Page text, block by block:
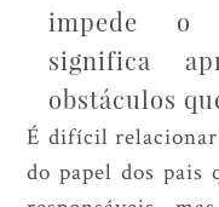
impede o
significa
obstáculos
É difícil relacionar
do papel dos pais